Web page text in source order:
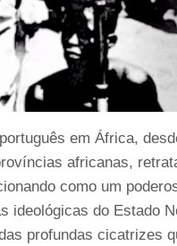
em África,
africanas,
como um
ideológicas do Estado
profundas cicatrizes